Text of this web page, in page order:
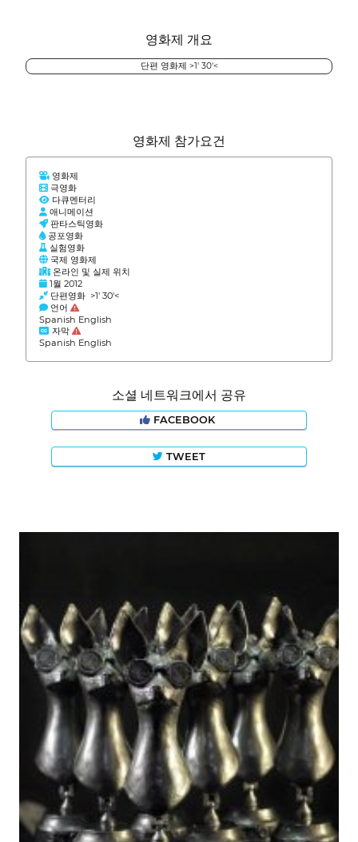
영화제 개요
단편 영화제 >1' 30'<
영화제 참가요건
영화제
극영화
다큐멘터리
애니메이션
판타스틱영화
공포영화
실험영화
국제 영화제
온라인 및 실제 위치
1월 2012
단편영화 >1' 30'<
언어
Spanish English
자막
Spanish English
소셜 네트워크에서 공유
FACEBOOK
TWEET